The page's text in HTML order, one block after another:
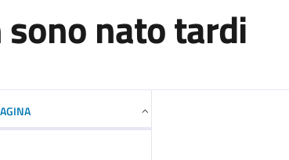
sono nato tardi